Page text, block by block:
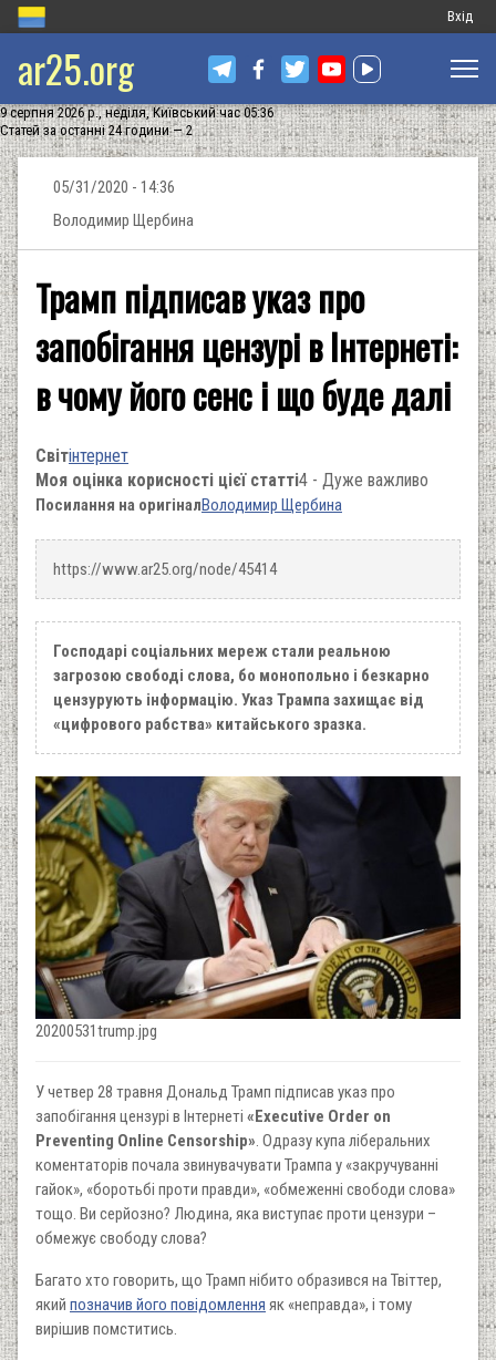
Меню
запису
Вхід
ar25.org
9 серпня 2026 р., неділя, Київський час 05:36
Статей за останні 24 години — 2
05/31/2020 - 14:36
Володимир Щербина
Трамп підписав указ про
запобігання цензурі в Інтернеті:
в чому його сенс і що буде далі
Світінтернет
Моя оцінка корисності цієї статті4 - Дуже важливо
Посилання на оригіналВолодимир Щербина
https://www.ar25.org/node/45414
Господарі соціальних мереж стали реальною
загрозою свободі слова, бо монопольно і безкарно
цензурують інформацію. Указ Трампа захищає від
«цифрового рабства» китайського зразка.
20200531trump.jpg
У четвер 28 травня Дональд Трамп підписав указ про
запобігання цензурі в Інтернеті «Executive Order on
Preventing Online Censorship». Одразу купа ліберальних
коментаторів почала звинувачувати Трампа у «закручуванні
гайок», «боротьбі проти правди», «обмеженні свободи слова»
тощо. Ви серйозно? Людина, яка виступає проти цензури –
обмежує свободу слова?
Багато хто говорить, що Трамп нібито образився на Твіттер,
який позначив його повідомлення як «неправда», і тому
вирішив помститись.